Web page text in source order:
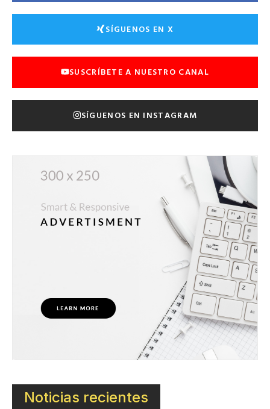
SÍGUENOS EN X
SUSCRÍBETE A NUESTRO CANAL
SÍGUENOS EN INSTAGRAM
Noticias recientes